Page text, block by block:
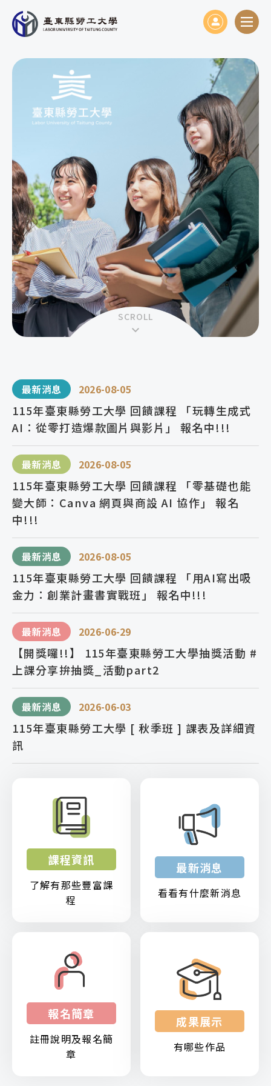
SCROLL
最新消息 2026-08-05
115年臺東縣勞工大學 回饋課程 「玩轉生成式
AI：從零打造爆款圖片與影片」 報名中!!!
最新消息 2026-08-05
115年臺東縣勞工大學 回饋課程 「零基礎也能
變大師：Canva 網頁與商設 AI 協作」 報名
中!!!
最新消息 2026-08-05
115年臺東縣勞工大學 回饋課程 「用AI寫出吸
金力：創業計畫書實戰班」 報名中!!!
最新消息 2026-06-29
【開獎囉!!】 115年臺東縣勞工大學抽獎活動 #
上課分享拚抽獎_活動part2
最新消息 2026-06-03
115年臺東縣勞工大學 [ 秋季班 ] 課表及詳細資
訊
課程資訊
了解有那些豐富課
程
最新消息
看看有什麼新消息
報名簡章
註冊說明及報名簡
章
成果展示
有哪些作品